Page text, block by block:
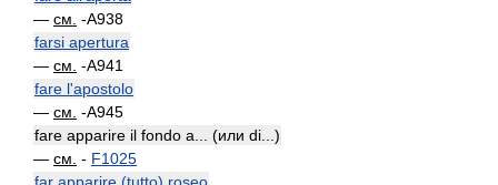
— см. -A938
farsi apertura
— см. -A941
fare l'apostolo
— см. -A945
fare apparire il fondo a... (или di...)
— см. - F1025